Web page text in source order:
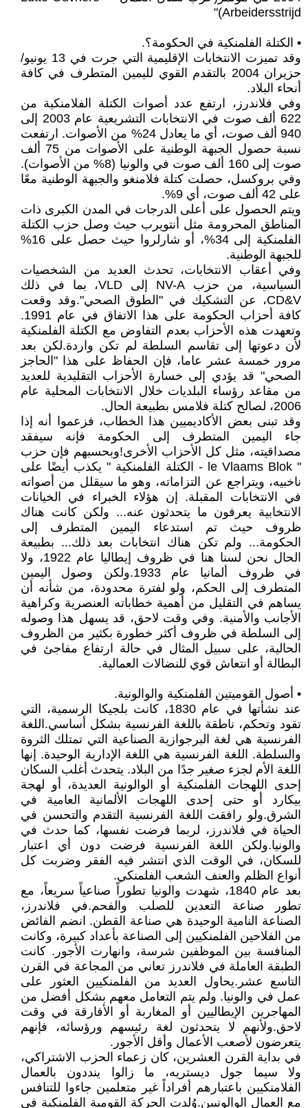
Arbeidersstrijd)"
• الكتلة الفلمنكية في الحكومة؟.
وقد تميزت الانتخابات الإقليمية التي جرت في 13 يونيو/
حزيران 2004 بالتقدم القوي لليمين المتطرف في كافة
أنحاء البلاد.
وفي فلاندرز، ارتفع عدد أصوات الكتلة الفلامنكية من
622 ألف صوت في الانتخابات التشريعية عام 2003 إلى
940 ألف صوت، أي ما يعادل 24% من الأصوات. ارتفعت
نسبة حصول الجبهة الوطنية على الأصوات من 75 ألف
صوت إلى 160 ألف صوت في والونيا (8% من الأصوات).
وفي بروكسل، حصلت كتلة فلامنغو والجبهة الوطنية معًا
على 42 ألف صوت، أي 9%.
ويتم الحصول على أعلى الدرجات في المدن الكبرى ذات
المناطق المحرومة مثل أنتويرب حيث وصل حزب الكتلة
الفلمنكية إلى 34%، أو شارلروا حيث حصل على 16%
للجبهة الوطنية.
وفي أعقاب الانتخابات، تحدث العديد من الشخصيات
السياسية، من حزب NV-A إلى VLD، بما في ذلك
CD&V، عن التشكيك في "الطوق الصحي".وقد وقعت
كافة أحزاب الحكومة على هذا الاتفاق في عام 1991.
وتعهدت هذه الأحزاب بعدم التفاوض مع الكتلة الفلمنكية
لأن دعوتها إلى تقاسم السلطة لم تكن واردة.لكن بعد
مرور خمسة عشر عاما، فإن الحفاظ على هذا "الحاجز
الصحي" قد يؤدي إلى خسارة الأحزاب التقليدية للعديد
من مقاعد رؤساء البلديات خلال الانتخابات المحلية عام
2006، لصالح كتلة فلامس بطبيعة الحال.
وقد تبنى بعض الأكاديميين هذا الخطاب، فزعموا أنه إذا
جاء اليمين المتطرف إلى الحكومة فإنه سيفقد
مصداقيته، مثل كل الأحزاب الأخرى!وبحسبهم فإن حزب
" le Vlaams Blok - الكتلة الفلمنكية " يكذب أيضًا على
ناخبيه، ويتراجع عن التزاماته، وهو ما سيقلل من أصواته
في الانتخابات المقبلة. إن هؤلاء الخبراء في الخيانات
الانتخابية يعرفون ما يتحدثون عنه... ولكن كانت هناك
ظروف حيث تم استدعاء اليمين المتطرف إلى
الحكومة... ولم تكن هناك انتخابات بعد ذلك... بطبيعة
الحال نحن لسنا هنا في ظروف إيطاليا عام 1922، ولا
في ظروف ألمانيا عام 1933.ولكن وصول اليمين
المتطرف إلى الحكم، ولو لفترة محدودة، من شأنه أن
يساهم في التقليل من أهمية خطاباته العنصرية وكراهية
الأجانب والأمنية. وفي وقت لاحق، قد يسهل هذا وصوله
إلى السلطة في ظروف أكثر خطورة بكثير من الظروف
الحالية، على سبيل المثال في حالة ارتفاع مفاجئ في
البطالة أو انتعاش قوي للنضالات العمالية.
• أصول القوميتين الفلمنكية والوالونية.
عند نشأتها في عام 1830، كانت بلجيكا الرسمية، التي
تقود وتحكم، ناطقة باللغة الفرنسية بشكل أساسي.اللغة
الفرنسية هي لغة البرجوازية الصناعية التي تمتلك الثروة
والسلطة. اللغة الفرنسية هي اللغة الإدارية الوحيدة. إنها
اللغة الأم لجزء صغير جدًا من البلاد. يتحدث أغلب السكان
إحدى اللهجات الفلمنكية أو الوالونية العديدة، أو لهجة
بيكارد أو حتى إحدى اللهجات الألمانية العامية في
الشرق.ولو رافقت اللغة الفرنسية التقدم والتحسن في
الحياة في فلاندرز، لربما فرضت نفسها، كما حدث في
والونيا.ولكن اللغة الفرنسية فرضت دون أي اعتبار
للسكان، في الوقت الذي انتشر فيه الفقر وضربت كل
أنواع الظلم والعنف الشعب الفلمنكي.
بعد عام 1840، شهدت والونيا تطوراً صناعياً سريعاً، مع
تطور صناعة التعدين للصلب والفحم.في فلاندرز،
الصناعة النامية الوحيدة هي صناعة القطن. انضم الفائض
من الفلاحين الفلمنكيين إلى الصناعة بأعداد كبيرة، وكانت
المنافسة بين الموظفين شرسة، وانهارت الأجور. كانت
الطبقة العاملة في فلاندرز تعاني من المجاعة في القرن
التاسع عشر.يحاول العديد من الفلمنكيين العثور على
عمل في والونيا. ولم يتم التعامل معهم بشكل أفضل من
المهاجرين الإيطاليين أو المغاربة أو الأفارقة في وقت
لاحق.ولأنهم لا يتحدثون لغة رئيسهم ورؤسائه، فإنهم
يتعرضون لأصعب الأعمال وأقل الأجور.
في بداية القرن العشرين، كان زعماء الحزب الاشتراكي،
ولا سيما جول ديستريه، ما زالوا ينددون بالعمال
الفلامنكيين باعتبارهم أفراداً غير متعلمين جاءوا للتنافس
مع العمال الوالونيين.وُلدت الحركة القومية الفلمنكية في